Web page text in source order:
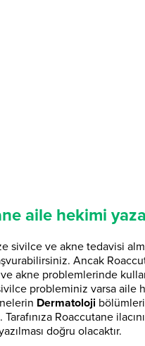
aile hekimi
sivilce ve akne tedavisi
Ancak
akne problemlerinde
probleminiz varsa aile
Dermatoloji
Roaccutane
doğru olacaktır.